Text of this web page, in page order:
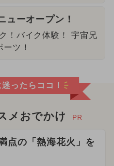
ューオープン！
！バイク体験！ 宇宙兄
ツ！
ったらココ！
メおでかけ PR
点の「熱海花火」を